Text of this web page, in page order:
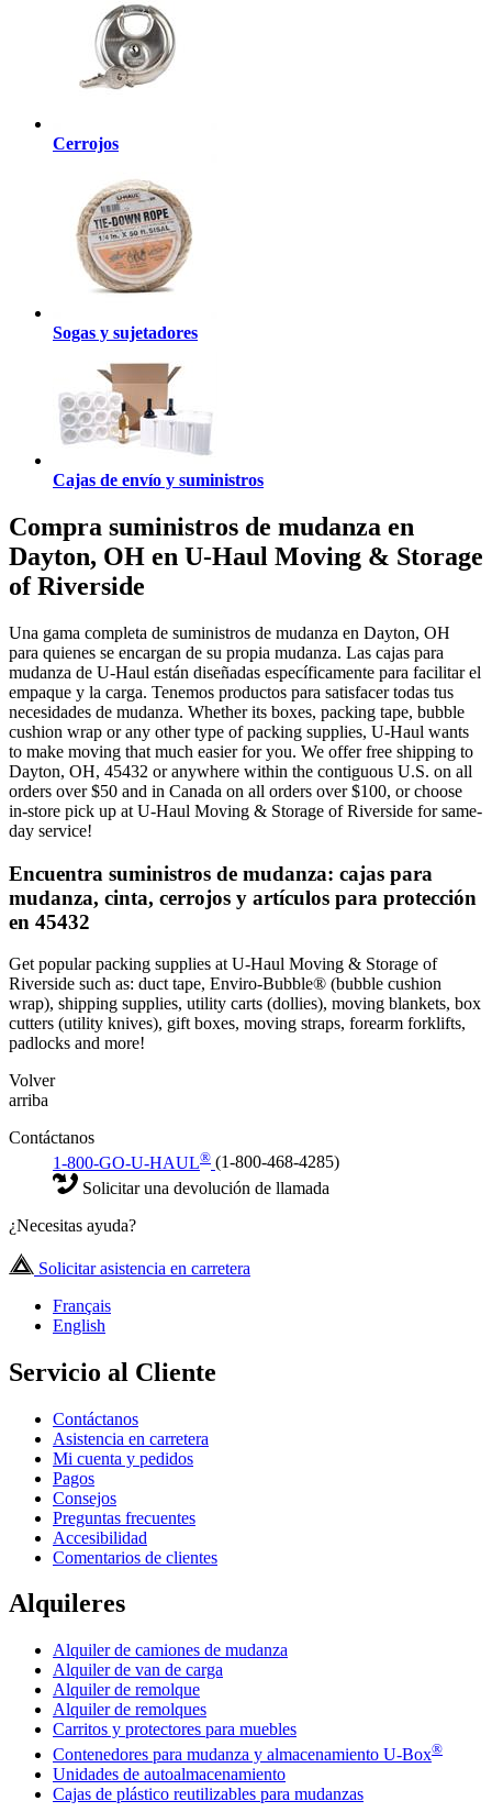
Cerrojos
Sogas y sujetadores
Cajas de envío y suministros
Compra suministros de mudanza en
Dayton, OH en U-Haul Moving & Storage
of Riverside
Una gama completa de suministros de mudanza en Dayton, OH
para quienes se encargan de su propia mudanza. Las cajas para
mudanza de U-Haul están diseñadas específicamente para facilitar el
empaque y la carga. Tenemos productos para satisfacer todas tus
necesidades de mudanza. Whether its boxes, packing tape, bubble
cushion wrap or any other type of packing supplies, U-Haul wants
to make moving that much easier for you. We offer free shipping to
Dayton, OH, 45432 or anywhere within the contiguous U.S. on all
orders over $50 and in Canada on all orders over $100, or choose
in-store pick up at U-Haul Moving & Storage of Riverside for same-
day service!
Encuentra suministros de mudanza: cajas para
mudanza, cinta, cerrojos y artículos para protección
en 45432
Get popular packing supplies at U-Haul Moving & Storage of
Riverside such as: duct tape, Enviro-Bubble® (bubble cushion
wrap), shipping supplies, utility carts (dollies), moving blankets, box
cutters (utility knives), gift boxes, moving straps, forearm forklifts,
padlocks and more!
Volver
arriba
Contáctanos
1-800-GO-U-HAUL® (1-800-468-4285)
Solicitar una devolución de llamada
¿Necesitas ayuda?
Solicitar asistencia en carretera
Français
English
Servicio al Cliente
Contáctanos
Asistencia en carretera
Mi cuenta y pedidos
Pagos
Consejos
Preguntas frecuentes
Accesibilidad
Comentarios de clientes
Alquileres
Alquiler de camiones de mudanza
Alquiler de van de carga
Alquiler de remolque
Alquiler de remolques
Carritos y protectores para muebles
Contenedores para mudanza y almacenamiento U-Box®
Unidades de autoalmacenamiento
Cajas de plástico reutilizables para mudanzas